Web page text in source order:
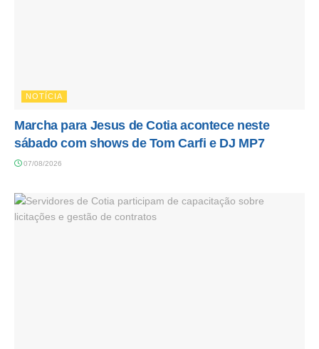
NOTÍCIA
Marcha para Jesus de Cotia acontece neste
sábado com shows de Tom Carfi e DJ MP7
07/08/2026